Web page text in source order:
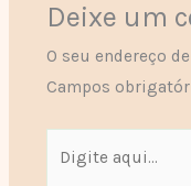
Deixe um
O seu endereço
Campos
aqui...